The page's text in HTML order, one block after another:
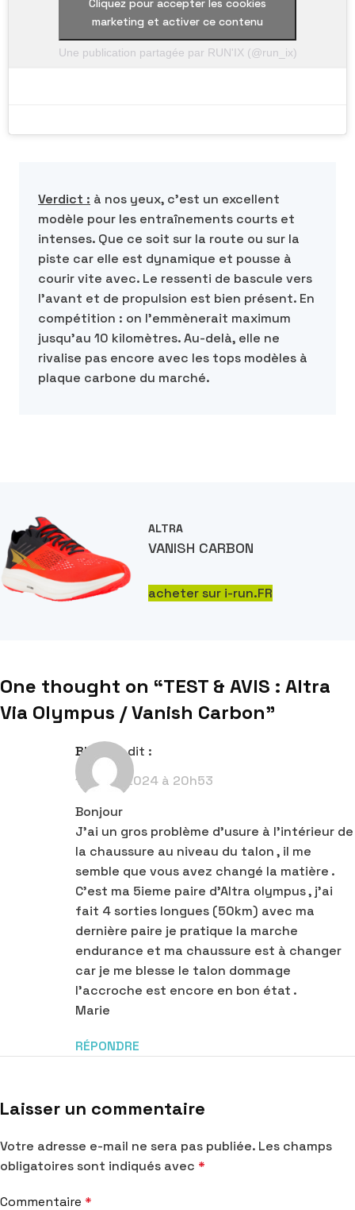
Une publication partagée par RUN'IX (@run_ix)
marketing et activer ce contenu
Verdict : à nos yeux, c’est un excellent
modèle pour les entraînements courts et
intenses. Que ce soit sur la route ou sur la
piste car elle est dynamique et pousse à
courir vite avec. Le ressenti de bascule vers
l’avant et de propulsion est bien présent. En
compétition : on l’emmènerait maximum
jusqu’au 10 kilomètres. Au-delà, elle ne
rivalise pas encore avec les tops modèles à
plaque carbone du marché.
ALTRA
VANISH CARBON
acheter sur i-run.FR
One thought on “TEST & AVIS : Altra
Via Olympus / Vanish Carbon”
Blondel dit :
18 mars 2024 à 20h53
Bonjour
J’ai un gros problème d’usure à l’intérieur de
la chaussure au niveau du talon , il me
semble que vous avez changé la matière .
C’est ma 5ieme paire d’Altra olympus , j’ai
fait 4 sorties longues (50km) avec ma
dernière paire je pratique la marche
endurance et ma chaussure est à changer
car je me blesse le talon dommage
l’accroche est encore en bon état .
Marie
RÉPONDRE
Laisser un commentaire
Votre adresse e-mail ne sera pas publiée. Les champs
obligatoires sont indiqués avec *
Commentaire *